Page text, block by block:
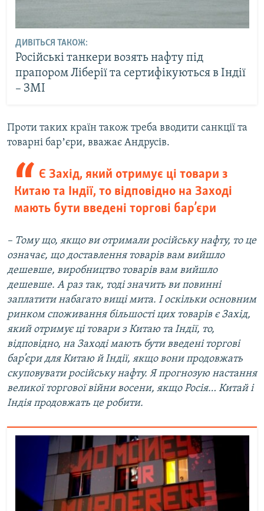
ДИВІТЬСЯ ТАКОЖ:
Російські танкери возять нафту під
прапором Ліберії та сертифікуються в Індії
– ЗМІ
Проти таких країн також треба вводити санкції та
товарні барʼєри, вважає Андрусів.
Є Захід, який отримує ці товари з
Китаю та Індії, то відповідно на Заході
мають бути введені торгові бар’єри
– Тому що, якщо ви отримали російську нафту, то це
означає, що доставлення товарів вам вийшло
дешевше, виробництво товарів вам вийшло
дешевше. А раз так, тоді значить ви повинні
заплатити набагато вищі мита. І оскільки основним
ринком споживання більшості цих товарів є Захід,
який отримує ці товари з Китаю та Індії, то,
відповідно, на Заході мають бути введені торгові
бар’єри для Китаю й Індії, якщо вони продовжать
скуповувати російську нафту. Я прогнозую настання
великої торгової війни восени, якщо Росія… Китай і
Індія продовжать це робити.